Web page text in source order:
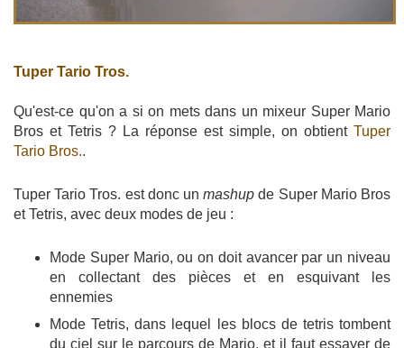
Tuper Tario Tros.
Qu'est-ce qu'on a si on mets dans un mixeur Super Mario
Bros et Tetris ? La réponse est simple, on obtient Tuper
Tario Bros..
Tuper Tario Tros. est donc unmashup de Super Mario Bros
et Tetris, avec deux modes de jeu :
Mode Super Mario, ou on doit avancer par un niveau
en collectant des pièces et en esquivant les
ennemies
Mode Tetris, dans lequel les blocs de tetris tombent
du ciel sur le parcours de Mario, et il faut essayer de